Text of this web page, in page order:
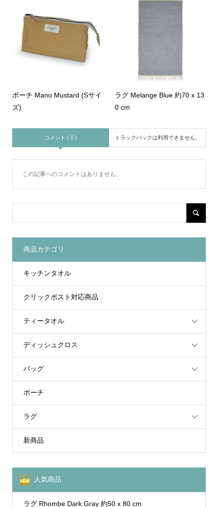
ポーチ Mano Mustard (Sサイ
ズ)
ラグ Melange Blue 約70 x 13
0 cm
コメント ( 0 ) トラックバックは利用できません。
この記事へのコメントはありません。
商品カテゴリ
キッチンタオル
クリックポスト対応商品
ティータオル
ディッシュクロス
バッグ
ポーチ
ラグ
新商品
人気商品
ラグ Rhombe Dark Gray 約50 x 80 cm